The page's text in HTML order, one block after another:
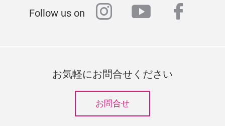
Follow us on instagram
youtube
お気軽にお問合せください
お問合せ